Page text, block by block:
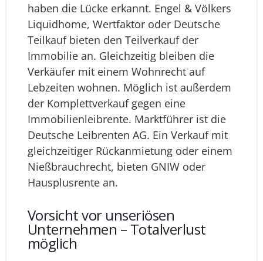
haben die Lücke erkannt. Engel & Völkers
Liquidhome, Wertfaktor oder Deutsche
Teilkauf bieten den Teilverkauf der
Immobilie an. Gleichzeitig bleiben die
Verkäufer mit einem Wohnrecht auf
Lebzeiten wohnen. Möglich ist außerdem
der Komplettverkauf gegen eine
Immobilienleibrente. Marktführer ist die
Deutsche Leibrenten AG. Ein Verkauf mit
gleichzeitiger Rückanmietung oder einem
Nießbrauchrecht, bieten GNIW oder
Hausplusrente an.
Vorsicht vor unseriösen
Unternehmen – Totalverlust
möglich